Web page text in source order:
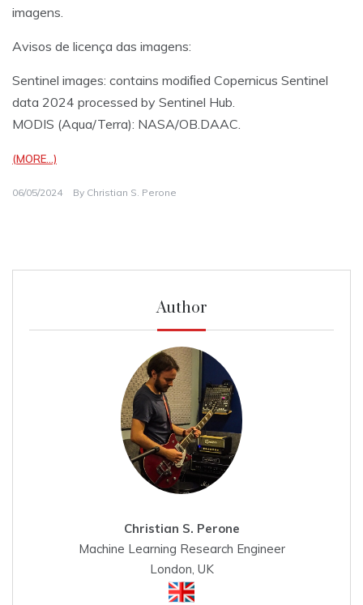
imagens.
Avisos de licença das imagens:
Sentinel images: contains modiﬁed Copernicus Sentinel
data 2024 processed by Sentinel Hub.
MODIS (Aqua/Terra): NASA/OB.DAAC.
(MORE…)
06/05/2024 By Christian S. Perone
Author
Christian S. Perone
Machine Learning Research Engineer
London, UK